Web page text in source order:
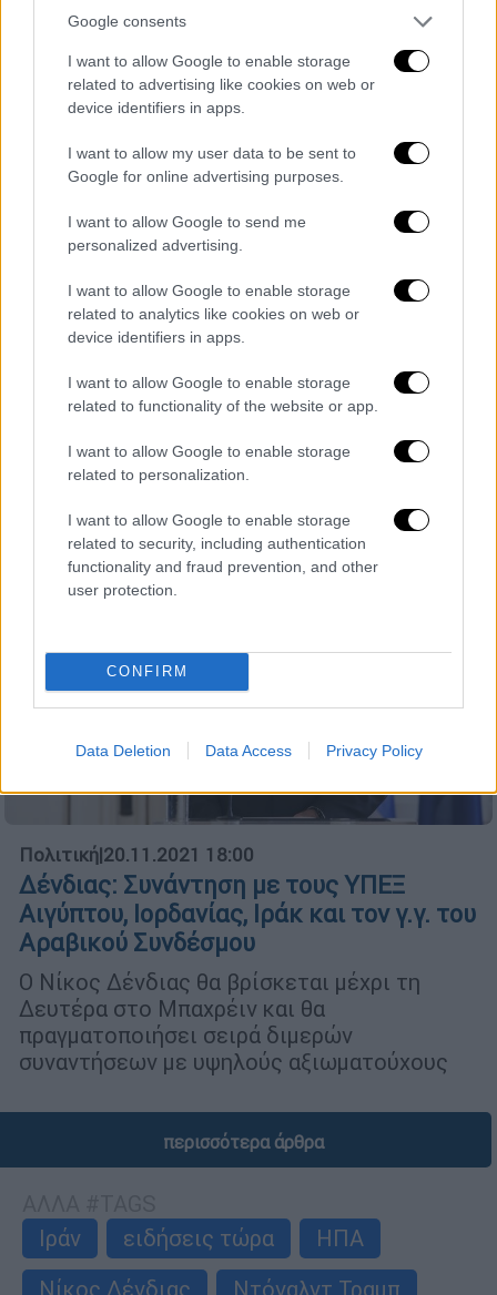
Google consents
I want to allow Google to enable storage
related to advertising like cookies on web or
device identifiers in apps.
I want to allow my user data to be sent to
Google for online advertising purposes.
I want to allow Google to send me
personalized advertising.
I want to allow Google to enable storage
related to analytics like cookies on web or
device identifiers in apps.
I want to allow Google to enable storage
related to functionality of the website or app.
I want to allow Google to enable storage
related to personalization.
I want to allow Google to enable storage
related to security, including authentication
functionality and fraud prevention, and other
user protection.
CONFIRM
Data Deletion Data Access Privacy Policy
Δένδιας: Βάση καλής γειτονίας ο
σεβασμός στο Διεθνές Δίκαιο και το
Δίκαιο της Θάλασσας
Τι είπε ο υπουργός Εξωτερικών στο φόρουμ
«Manama Dialogue» που διεξάγεται στο
Μπαχρέιν
Πολιτική|20.11.2021 18:00
Δένδιας: Συνάντηση με τους ΥΠΕΞ
Αιγύπτου, Ιορδανίας, Ιράκ και τον γ.γ. του
Αραβικού Συνδέσμου
Ο Νίκος Δένδιας θα βρίσκεται μέχρι τη
Δευτέρα στο Μπαχρέιν και θα
πραγματοποιήσει σειρά διμερών
συναντήσεων με υψηλούς αξιωματούχους
περισσότερα άρθρα
Ιράν
ειδήσεις τώρα
ΗΠΑ
Νίκος Δένδιας
Ντόναλντ Τραμπ